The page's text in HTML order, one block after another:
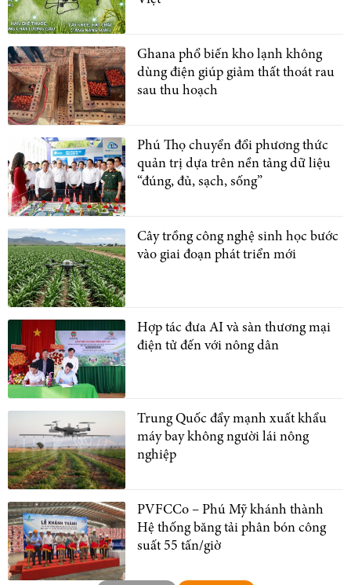
Ghana phổ biến kho lạnh không
dùng điện giúp giảm thất thoát rau
sau thu hoạch
Phú Thọ chuyển đổi phương thức
quản trị dựa trên nền tảng dữ liệu
“đúng, đủ, sạch, sống”
Cây trồng công nghệ sinh học bước
vào giai đoạn phát triển mới
Hợp tác đưa AI và sàn thương mại
điện tử đến với nông dân
Trung Quốc đẩy mạnh xuất khẩu
máy bay không người lái nông
nghiệp
PVFCCo – Phú Mỹ khánh thành
Hệ thống băng tải phân bón công
suất 55 tấn/giờ